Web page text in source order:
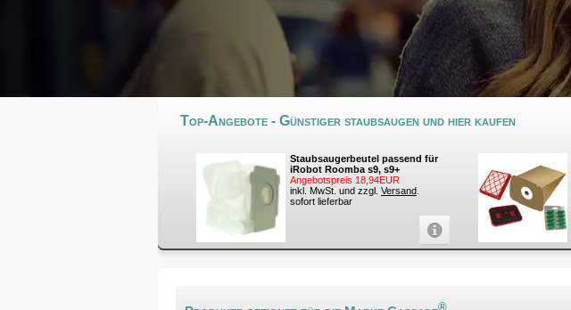
Top-Angebote - Günstiger staubsaugen und hier kaufen
Staubsaugerbeutel passend für
iRobot Roomba s9, s9+
Angebotspreis 18,94EUR
inkl. MwSt. und zzgl. Versand
sofort lieferbar
®